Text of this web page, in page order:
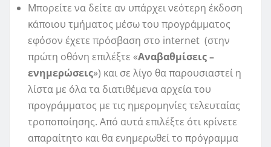
Μπορείτε να δείτε αν υπάρχει νεότερη έκδοση
κάποιου τμήματος μέσω του προγράμματος
εφόσον έχετε πρόσβαση στο internet (στην
πρώτη οθόνη επιλέξτε «Αναβαθμίσεις –
ενημερώσεις») και σε λίγο θα παρουσιαστεί η
λίστα με όλα τα διατιθέμενα αρχεία του
προγράμματος με τις ημερομηνίες τελευταίας
τροποποίησης. Από αυτά επιλέξτε ότι κρίνετε
απαραίτητο και θα ενημερωθεί το πρόγραμμα